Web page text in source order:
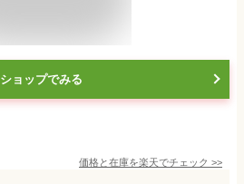
ショップでみる
価格と在庫を楽天でチェック >>